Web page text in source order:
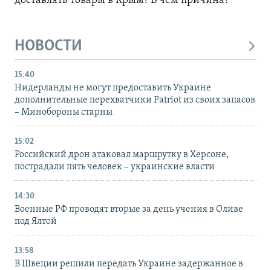
НОВОСТИ
15:40
Нидерланды не могут предоставить Украине
дополнительные перехватчики Patriot из своих запасов
– Минобороны старны
15:02
Российский дрон атаковал маршрутку в Херсоне,
пострадали пять человек – украинские власти
14:30
Военные РФ проводят вторые за день учения в Оливе
под Ялтой
13:58
В Швеции решили передать Украине задержанное в